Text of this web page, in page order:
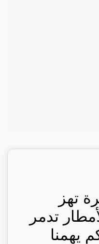
تهز
تدمر
يهمنا